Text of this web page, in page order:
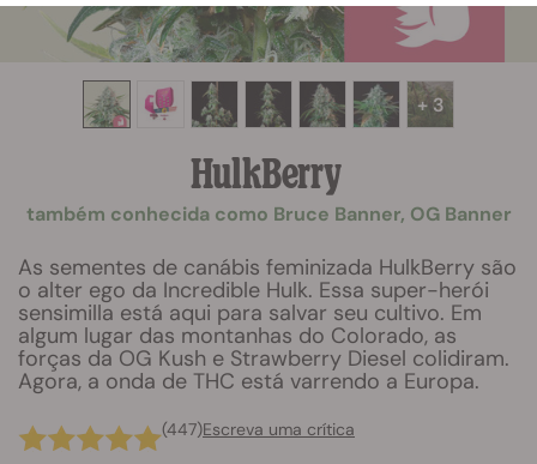
+ 3
HulkBerry
também conhecida como Bruce Banner, OG Banner
As sementes de canábis feminizada HulkBerry são
o alter ego da Incredible Hulk. Essa super-herói
sensimilla está aqui para salvar seu cultivo. Em
algum lugar das montanhas do Colorado, as
forças da OG Kush e Strawberry Diesel colidiram.
Agora, a onda de THC está varrendo a Europa.
(447)Escreva uma crítica